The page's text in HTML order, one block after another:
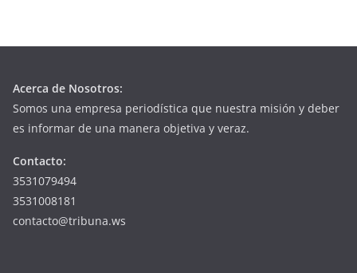
Acerca de Nosotros:
Somos una empresa periodística que nuestra misión y deber
es informar de una manera objetiva y veraz.
Contacto:
3531079494
3531008181
contacto@tribuna.ws